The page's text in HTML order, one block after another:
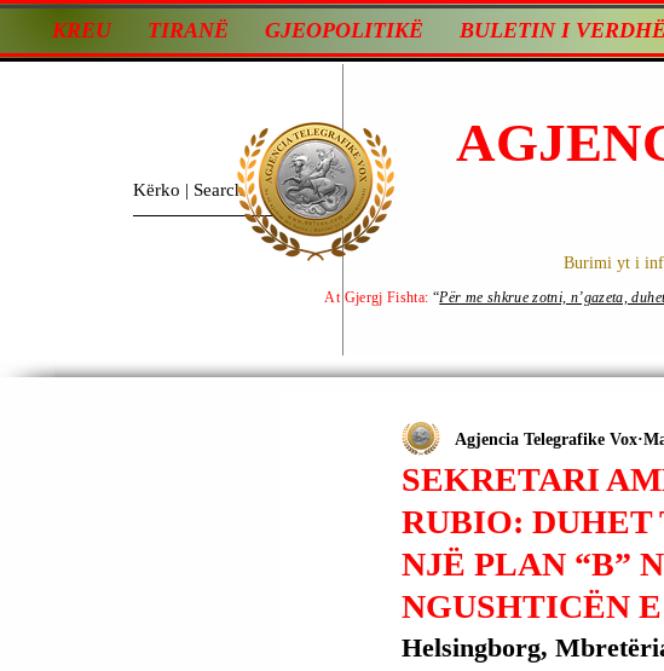
KREU TIRANË GJEOPOLITIKË BULETIN I VERDHË
Burimi yt i
At Gjergj Fishta: “Për me shkrue zotni, n’gazeta,
SEKRETARI
RUBIO:
NJË PLAN “B”
NGUSHTICËN
Agjencia Telegrafike Vox
Helsingborg,